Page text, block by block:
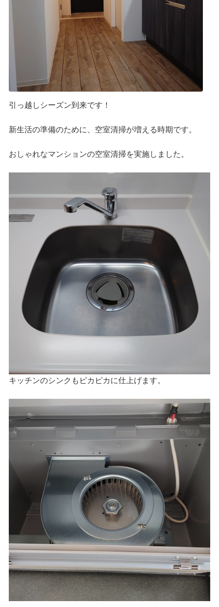
引っ越しシーズン到来です！
新生活の準備のために、空室清掃が増える時期です。
おしゃれなマンションの空室清掃を実施しました。
キッチンのシンクもピカピカに仕上げます。